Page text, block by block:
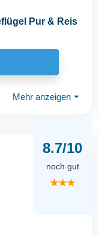
Pur & Reis
Mehr anzeigen ⏷
8.7/10
noch gut
★★★